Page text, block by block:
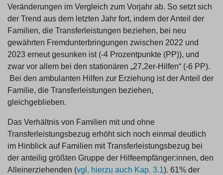
Veränderungen im Vergleich zum Vorjahr ab. So setzt sich
der Trend aus dem letzten Jahr fort, indem der Anteil der
Familien, die Transferleistungen beziehen, bei neu
gewährten Fremdunterbringungen zwischen 2022 und
2023 erneut gesunken ist (-4 Prozentpunkte (PP)), und
zwar vor allem bei den stationären „27,2er-Hilfen“ (-6 PP).
Bei den ambulanten Hilfen zur Erziehung ist der Anteil der
Familie, die Transferleistungen beziehen,
gleichgeblieben.
Das Verhältnis von Familien mit und ohne
Transferleistungsbezug erhöht sich noch einmal deutlich
im Hinblick auf Familien mit Transferleistungsbezug bei
der anteilig größten Gruppe der Hilfeempfänger:innen, den
Alleinerziehenden (vgl. hierzu auch Kap. 3.1). 61% der